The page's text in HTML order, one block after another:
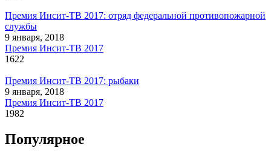
Премия Инсит-ТВ 2017: отряд федеральной противопожарной
службы
9 января, 2018
Премия Инсит-ТВ 2017
1622
Премия Инсит-ТВ 2017: рыбаки
9 января, 2018
Премия Инсит-ТВ 2017
1982
Популярное